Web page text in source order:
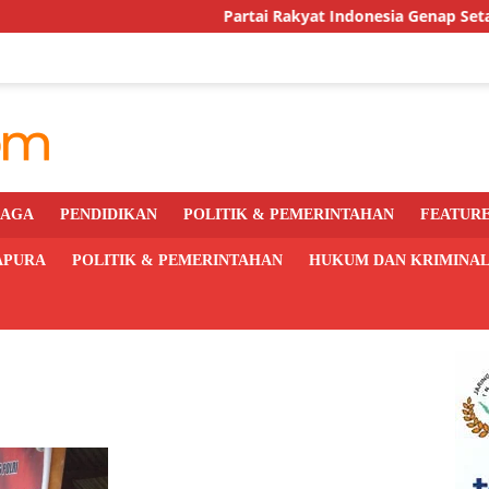
Partai Rakyat Indonesia Genap Setahun, DPC
PENDIDIKAN POLITIK & PEMERINTAHAN
POLITIK & PEMERINTAHAN HUKUM DAN KRIMINAL